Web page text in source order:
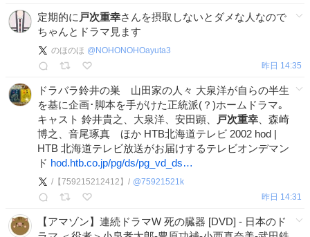
定期的に 戸次重幸さんを摂取しないとダメな人なので
ちゃんとドラマ見ます
のほのほ @ NOHONOHOayuta3
昨日 14:35
ドラバラ鈴井の巣 山田家の人々 大泉洋が自らの半生
を基に企画･脚本を手がけた正統派(？)ホームドラマ｡
キャスト 鈴井貴之、大泉洋、安田顕、
戸次重幸 、森崎
博之、音尾琢真 ほか HTB北海道テレビ 2002 hod |
HTB 北海道テレビ放送がお届けするテレビオンデマン
ド hod.htb.co.jp/pg/ds/pg_vd_ds…
/【759215212412】/ @75921521k
昨日 14:31
【アマゾン】連続ドラマW 死の臓器 [DVD] - 日本のド